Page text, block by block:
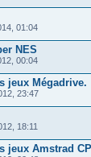
01:04
NES
00:04
jeux Mégadrive.
23:47
18:11
jeux Amstrad